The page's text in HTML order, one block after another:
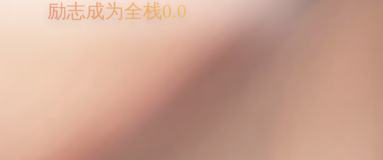
励志成为全栈0.0